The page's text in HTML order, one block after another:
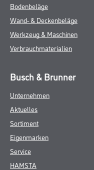
Bodenbeläge
Wand- & Deckenbeläge
Werkzeug & Maschinen
Verbrauchmaterialien
Busch & Brunner
Unternehmen
Aktuelles
Sortiment
Eigenmarken
Service
HAMSTA